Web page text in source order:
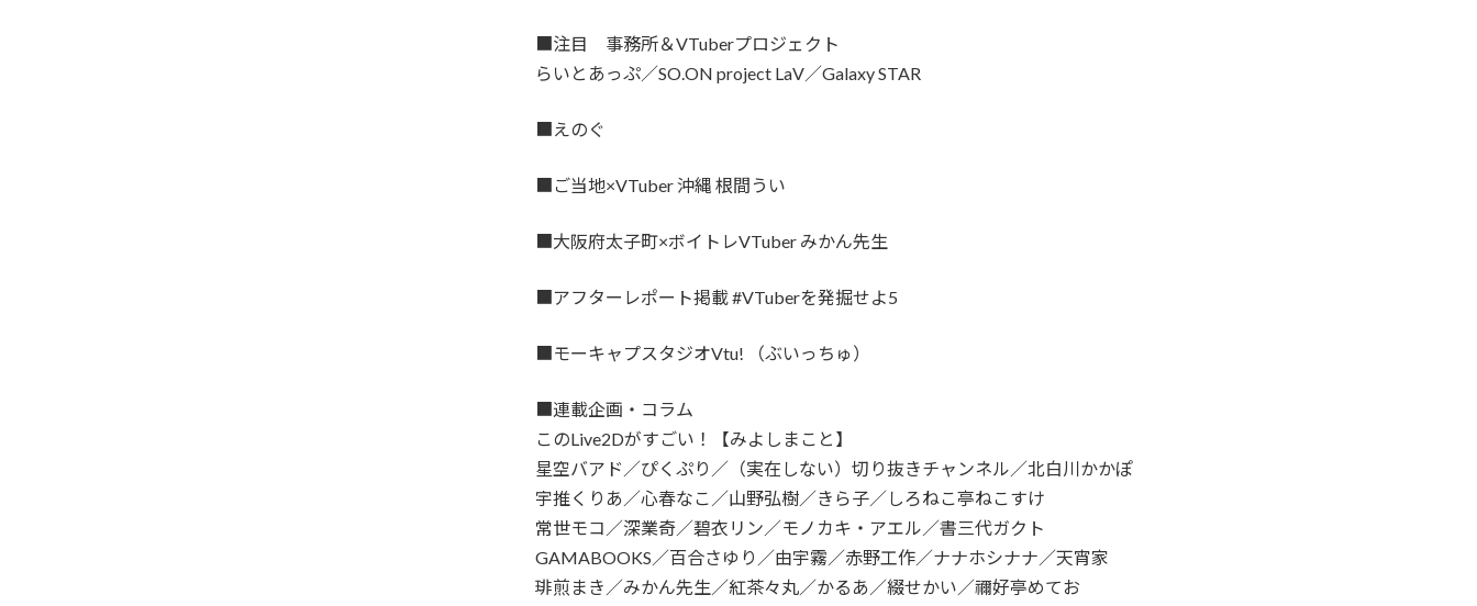
■注目 事務所＆VTuberプロジェクト
らいとあっぷ／SO.ON project LaV／Galaxy STAR
■えのぐ
■ご当地×VTuber 沖縄 根間うい
■大阪府太子町×ボイトレVTuber みかん先生
■アフターレポート掲載 #VTuberを発掘せよ5
■モーキャプスタジオVtu! （ぶいっちゅ）
■連載企画・コラム
このLive2Dがすごい！【みよしまこと】
星空バアド／ぴくぷり／（実在しない）切り抜きチャンネル／北白川かかぽ
宇推くりあ／心春なこ／山野弘樹／きら子／しろねこ亭ねこすけ
常世モコ／深業奇／碧衣リン／モノカキ・アエル／書三代ガクト
GAMABOOKS／百合さゆり／由宇霧／赤野工作／ナナホシナナ／天宵家
琲煎まき／みかん先生／紅茶々丸／かるあ／綴せかい／禰好亭めてお